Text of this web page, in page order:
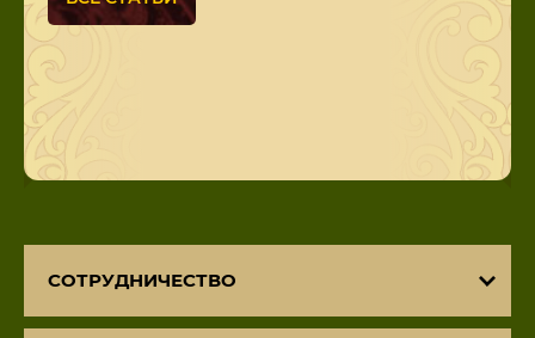
СОТРУДНИЧЕСТВО